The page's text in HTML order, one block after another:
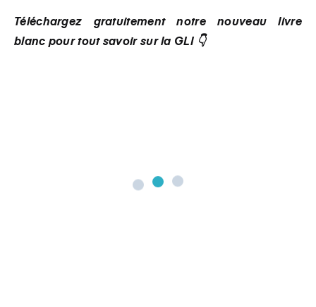
Téléchargez gratuitement notre nouveau livre
blanc pour tout savoir sur la GLI 👇